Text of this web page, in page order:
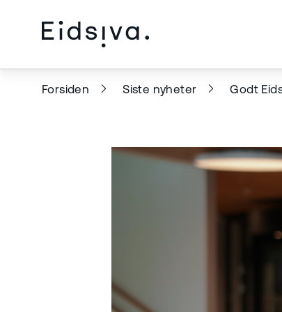
Forsiden Siste nyheter Godt